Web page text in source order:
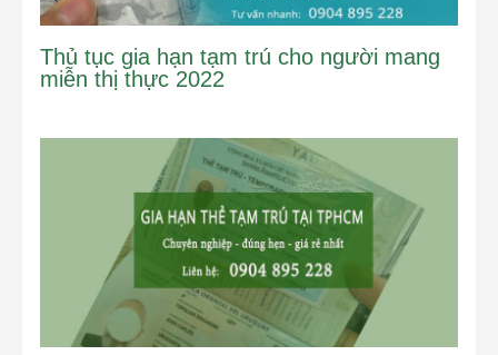
Thủ tục gia hạn tạm trú cho người mang
miễn thị thực 2022